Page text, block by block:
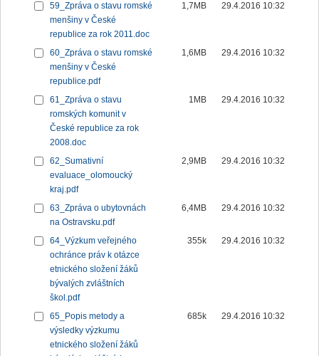
59_Zpráva o stavu romské
menšiny v České
republice za rok 2011.doc
1,7MB 29.4.2016 10:32
60_Zpráva o stavu romské
menšiny v České
republice.pdf
1,6MB 29.4.2016 10:32
61_Zpráva o stavu
romských komunit v
České republice za rok
2008.doc
1MB 29.4.2016 10:32
62_Sumativní
evaluace_olomoucký
kraj.pdf
2,9MB 29.4.2016 10:32
63_Zpráva o ubytovnách
na Ostravsku.pdf
6,4MB 29.4.2016 10:32
64_Výzkum veřejného
ochránce práv k otázce
etnického složení žáků
bývalých zvláštních
škol.pdf
355k 29.4.2016 10:32
65_Popis metody a
výsledky výzkumu
etnického složení žáků
685k 29.4.2016 10:32